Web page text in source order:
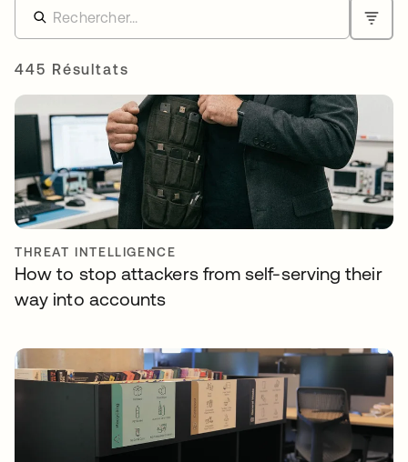
445 Résultats
THREAT INTELLIGENCE
How to stop attackers from self-serving their
way into accounts